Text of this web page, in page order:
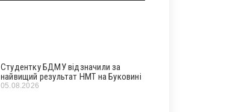
Студентку БДМУ відзначили за
найвищий результат НМТ на Буковині
05.08.2026